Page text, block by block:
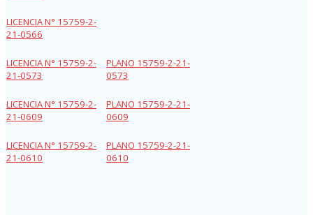
LICENCIA N° 15759-2-
21-0566
LICENCIA N° 15759-2-
21-0573
PLANO 15759-2-21-
0573
LICENCIA N° 15759-2-
21-0609
PLANO 15759-2-21-
0609
LICENCIA N° 15759-2-
21-0610
PLANO 15759-2-21-
0610